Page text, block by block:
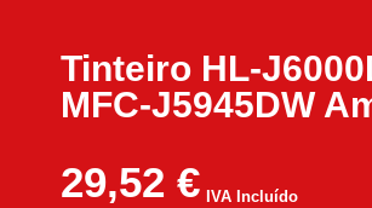
Tinteiro HL-
MFC-J5945DW
29,52 € IVA Incluído